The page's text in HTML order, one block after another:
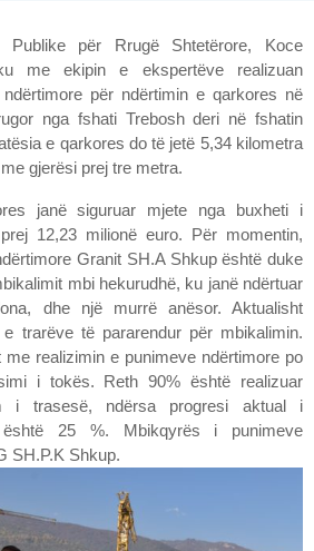
Publike për Rrugë Shtetërore, Koce
me ekipin e ekspertëve realizuan
për ndërtimin e qarkores në
nga fshati Trebosh deri në fshatin
e qarkores do të jetë 5,34 kilometra
gjerësi prej tre metra.
janë siguruar mjete nga buxheti i
12,23 milionë euro. Për momentin,
Granit SH.A Shkup është duke
mbi hekurudhë, ku janë ndërtuar
dhe një murrë anësor. Aktualisht
trarëve të pararendur për mbikalimin.
me realizimin e punimeve ndërtimore po
i tokës. Reth 90% është realizuar
i trasesë, ndërsa progresi aktual i
është 25 %. Mbikqyrës i punimeve
SH.P.K Shkup.